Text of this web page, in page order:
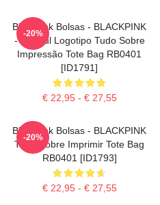
Blackpink Bolsas - BLACKPINK
- Hangul Logotipo Tudo Sobre
Impressão Tote Bag RB0401
[ID1791]
€ 22,95 - € 27,55
-20%
Blackpink Bolsas - BLACKPINK
Tudo Sobre Imprimir Tote Bag
RB0401 [ID1793]
€ 22,95 - € 27,55
-20%